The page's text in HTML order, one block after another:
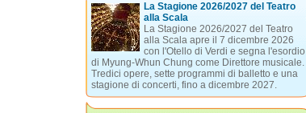
La Stagione 2026/2027 del Teatro
alla Scala
La Stagione 2026/2027 del Teatro
alla Scala apre il 7 dicembre 2026
con l'Otello di Verdi e segna l'esordio
di Myung-Whun Chung come Direttore musicale.
Tredici opere, sette programmi di balletto e una
stagione di concerti, fino a dicembre 2027.